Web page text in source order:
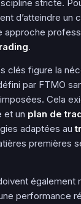
stricte.
d’atteindre un
approche
.
clés figure la
par FTMO
Cela
et un plan de
adaptées au
premières
également
performance